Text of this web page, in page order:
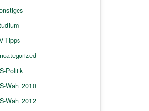
Tipps
Politik
Wahl 2010
Wahl 2012